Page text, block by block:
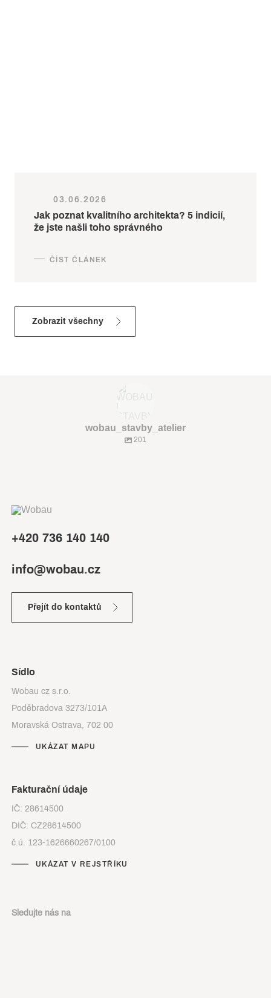
03.06.2026
Jak poznat kvalitního architekta? 5 indicií,
že jste našli toho správného
Zobrazit všechny
wobau_stavby_atelier
201
+420 736 140 140
info@wobau.cz
Přejít do kontaktů
Sídlo
Wobau cz s.r.o.
Poděbradova 3273/101A
Moravská Ostrava, 702 00
UKÁZAT MAPU
Fakturační údaje
IČ: 28614500
DIČ: CZ28614500
č.ú. 123-1626660267/0100
UKÁZAT V REJSTŘÍKU
Sledujte nás na